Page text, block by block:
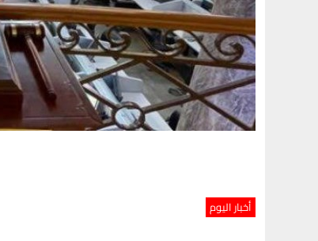
أخبار اليوم